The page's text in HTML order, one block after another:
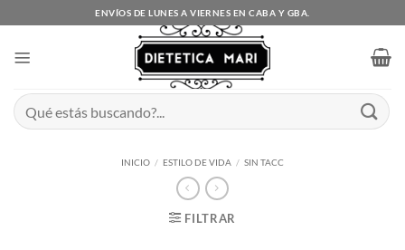
al
ENVÍOS DE LUNES A VIERNES EN CABA Y GBA.
Buscar
por:
INICIO / ESTILO DE VIDA / SIN TACC
FILTRAR